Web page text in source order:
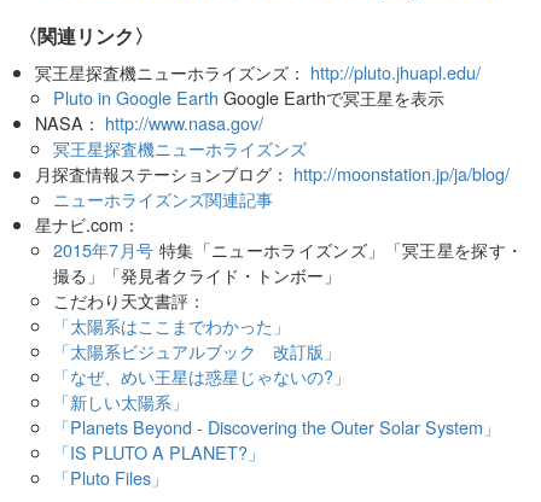
〈関連リンク〉
冥王星探査機ニューホライズンズ： http://pluto.jhuapl.edu/
Pluto in Google Earth Google Earthで冥王星を表示
NASA： http://www.nasa.gov/
冥王星探査機ニューホライズンズ
月探査情報ステーションブログ： http://moonstation.jp/ja/blog/
ニューホライズンズ関連記事
星ナビ.com：
2015年7月号 特集「ニューホライズンズ」「冥王星を探す・
撮る」「発見者クライド・トンボー」
こだわり天文書評：
「太陽系はここまでわかった」
「太陽系ビジュアルブック 改訂版」
「なぜ、めい王星は惑星じゃないの?」
「新しい太陽系」
「Planets Beyond - Discovering the Outer Solar System」
「IS PLUTO A PLANET?」
「Pluto Files」